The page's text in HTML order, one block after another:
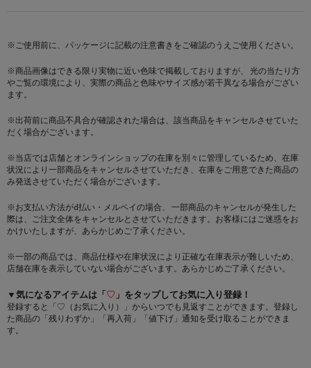
※ご使用前に、パッケージに記載の注意書きをご確認のうえご使用ください。
※商品画像はできる限り実物に近い色味で掲載しておりますが、 光の当たり方
やご覧の環境により、実際の商品と色味やサイズ感が若干異なる場合がござい
ます。
※出荷前に商品不具合が確認された場合は、該当商品をキャンセルさせていた
だく場合がございます。
※当店では店舗とオンラインショップの在庫を別々に管理しているため、在庫
状況により一部商品をキャンセルさせていただき、在庫をご用意できた商品の
み発送させていただく場合がございます。
※お支払い方法がd払い・メルペイの場合、 一部商品のキャンセルが発生した
際は、ご注文全体をキャンセルとさせていただきます。お客様にはご迷惑をお
かけいたしますが、あらかじめご了承ください。
※一部の商品では、商品仕様や在庫状況により正確な在庫表示が難しいため、
店舗在庫を表示していない場合がございます。あらかじめご了承ください。
▼気になるアイテムは「♡ 」をタップしてお気に入り登録！
登録すると「♡（お気に入り）」からいつでも見返すことができます。登録し
た商品の「残りわずか」「再入荷」「値下げ」通知を受け取ることができま
す。